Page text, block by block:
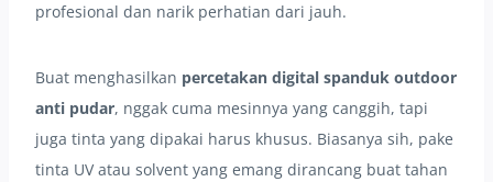
profesional dan narik perhatian dari jauh.
Buat menghasilkan percetakan digital spanduk outdoor
anti pudar, nggak cuma mesinnya yang canggih, tapi
juga tinta yang dipakai harus khusus. Biasanya sih, pake
tinta UV atau solvent yang emang dirancang buat tahan